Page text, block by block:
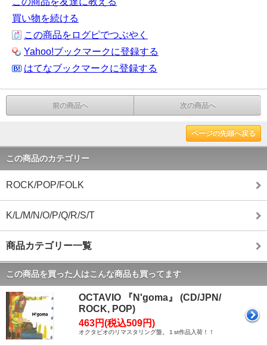
買い物を続ける
この商品をログピでつぶやく
Yahoo!ブックマークに登録する
はてなブックマークに登録する
前の商品へ 次の商品へ
ページの先頭へ戻る
この商品のカテゴリー
ROCK/POP/FOLK
K/L/M/N/O/P/Q/R/S/T
商品カテゴリー一覧
この商品を買った人はこんな商品も買ってます
OCTAVIO 『N'goma』 (CD/JPN/
ROCK, POP)
463円(税込509円)
オクタビオのリマスタリング盤。１st作品入荷！！